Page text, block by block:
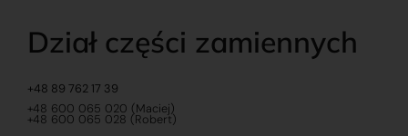
Dział części zamiennych
+48 89 762 17 39
+48 600 065 020 (Maciej)
+48 600 065 028 (Robert)